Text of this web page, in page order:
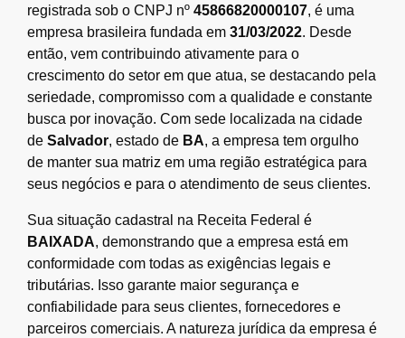
registrada sob o CNPJ nº 45866820000107, é uma
empresa brasileira fundada em 31/03/2022. Desde
então, vem contribuindo ativamente para o
crescimento do setor em que atua, se destacando pela
seriedade, compromisso com a qualidade e constante
busca por inovação. Com sede localizada na cidade
de Salvador, estado de BA, a empresa tem orgulho
de manter sua matriz em uma região estratégica para
seus negócios e para o atendimento de seus clientes.
Sua situação cadastral na Receita Federal é
BAIXADA, demonstrando que a empresa está em
conformidade com todas as exigências legais e
tributárias. Isso garante maior segurança e
confiabilidade para seus clientes, fornecedores e
parceiros comerciais. A natureza jurídica da empresa é